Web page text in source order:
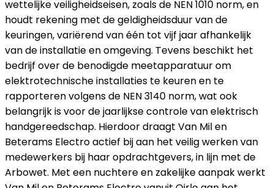
wettelijke veiligheidseisen, zoals de NEN 1010 norm, en
houdt rekening met de geldigheidsduur van de
keuringen, variërend van één tot vijf jaar afhankelijk
van de installatie en omgeving. Tevens beschikt het
bedrijf over de benodigde meetapparatuur om
elektrotechnische installaties te keuren en te
rapporteren volgens de NEN 3140 norm, wat ook
belangrijk is voor de jaarlijkse controle van elektrisch
handgereedschap. Hierdoor draagt Van Mil en
Beterams Electro actief bij aan het veilig werken van
medewerkers bij haar opdrachtgevers, in lijn met de
Arbowet. Met een nuchtere en zakelijke aanpak werkt